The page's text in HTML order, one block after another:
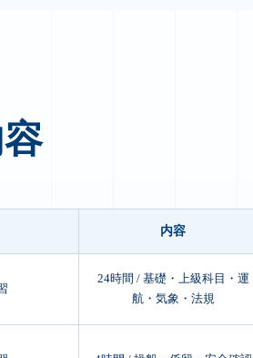
内容
24時間 / 基礎・上級科目・運
航・気象・法規